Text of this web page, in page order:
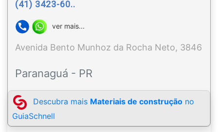
(41) 3423-60..
ver mais...
Avenida Bento Munhoz da Rocha Neto, 3846
Paranaguá - PR
Descubra mais Materiais de construção no
GuiaSchnell